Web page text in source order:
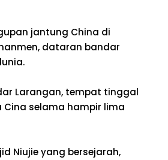
jantung China di
dataran bandar
Larangan, tempat tinggal
Cina selama hampir lima
Niujie yang bersejarah,